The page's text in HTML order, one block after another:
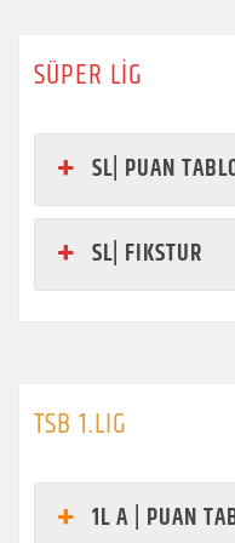
SÜPER LİG
SL| PUAN
SL| FIKSTUR
TSB 1.LIG
1L A | PUAN